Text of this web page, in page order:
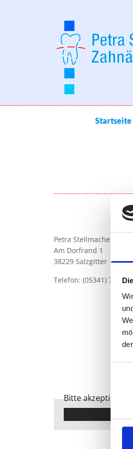
Startseite
Petra Stellmacher
Am Dorfrand 1
38229 Salzgitter
Telefon: (05341) 72727
Bitte akzeptieren